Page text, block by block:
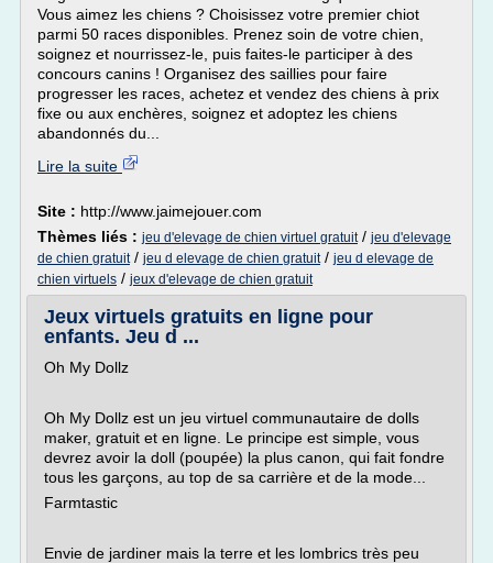
Vous aimez les chiens ? Choisissez votre premier chiot
parmi 50 races disponibles. Prenez soin de votre chien,
soignez et nourrissez-le, puis faites-le participer à des
concours canins ! Organisez des saillies pour faire
progresser les races, achetez et vendez des chiens à prix
fixe ou aux enchères, soignez et adoptez les chiens
abandonnés du...
Lire la suite
Site : http://www.jaimejouer.com
Thèmes liés : jeu d'elevage de chien virtuel gratuit/ jeu d'elevage
de chien gratuit/ jeu d elevage de chien gratuit/ jeu d elevage de
chien virtuels / jeux d'elevage de chien gratuit
Jeux virtuels gratuits en ligne pour
enfants. Jeu d ...
Oh My Dollz
Oh My Dollz est un jeu virtuel communautaire de dolls
maker, gratuit et en ligne. Le principe est simple, vous
devrez avoir la doll (poupée) la plus canon, qui fait fondre
tous les garçons, au top de sa carrière et de la mode...
Farmtastic
Envie de jardiner mais la terre et les lombrics très peu